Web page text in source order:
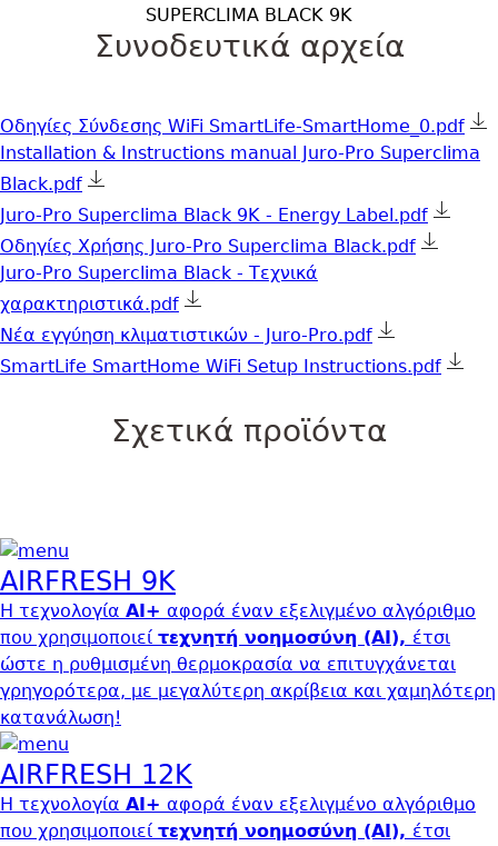
SUPERCLIMA BLACK 9K
Συνοδευτικά αρχεία
Οδηγίες Σύνδεσης WiFi SmartLife-SmartHome_0.pdf
Installation & Instructions manual Juro-Pro Superclima
Black.pdf
Juro-Pro Superclima Black 9K - Energy Label.pdf
Οδηγίες Χρήσης Juro-Pro Superclima Black.pdf
Juro-Pro Superclima Black - Τεχνικά
χαρακτηριστικά.pdf
Νέα εγγύηση κλιματιστικών - Juro-Pro.pdf
SmartLife SmartHome WiFi Setup Instructions.pdf
Σχετικά προϊόντα
AIRFRESH 9K
Η τεχνολογία AI+ αφορά έναν εξελιγμένο αλγόριθμο
που χρησιμοποιεί τεχνητή νοημοσύνη (ΑΙ), έτσι
ώστε η ρυθμισμένη θερμοκρασία να επιτυγχάνεται
γρηγορότερα, µε μεγαλύτερη ακρίβεια και χαμηλότερη
κατανάλωση!
AIRFRESH 12K
Η τεχνολογία AI+ αφορά έναν εξελιγμένο αλγόριθμο
που χρησιμοποιεί τεχνητή νοημοσύνη (ΑΙ), έτσι